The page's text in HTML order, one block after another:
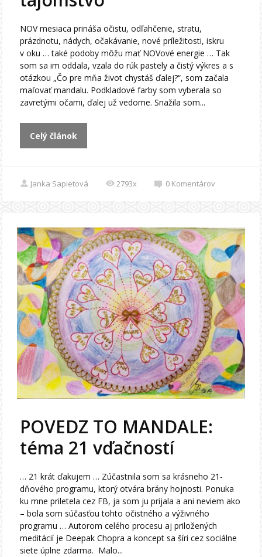
NOV mesiaca prináša očistu, odľahčenie, stratu,
prázdnotu, nádych, očakávanie, nové príležitosti, iskru
v oku … také podoby môžu mať NOVové energie … Tak
som sa im oddala, vzala do rúk pastely a čistý výkres a s
otázkou „Čo pre mňa život chystáš ďalej?“, som začala
maľovať mandalu. Podkladové farby som vyberala so
zavretými očami, ďalej už vedome. Snažila som...
Celý článok
Janka Sapietová 2793x 0 Komentárov
POVEDZ TO MANDALE:
téma 21 vďačností
… 21 krát ďakujem … Zúčastnila som sa krásneho 21-
dňového programu, ktorý otvára brány hojnosti. Ponuka
ku mne priletela cez FB, ja som ju prijala a ani neviem ako
– bola som súčasťou tohto očistného a výživného
programu … Autorom celého procesu aj priložených
meditácií je Deepak Chopra a koncept sa šíri cez sociálne
siete úplne zdarma. Malo...